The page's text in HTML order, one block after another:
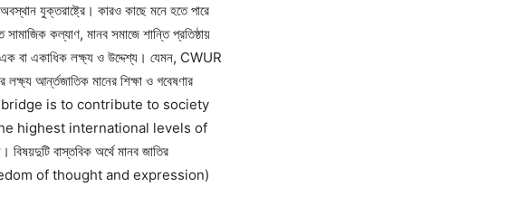
যুক্তরাষ্ট্রে। কারও কাছে মনে হতে পারে
কল্যাণ, মানব সমাজে শান্তি প্রতিষ্ঠায়
এক বা একাধিক লক্ষ্য ও উদ্দেশ্য। যেমন, CWUR
লক্ষ্য আর্ন্তজাতিক মানের শিক্ষা ও গবেষণার
is to contribute to society
highest international levels of
বাস্তবিক অর্থে মানব জাতির
(freedom of thought and expression)